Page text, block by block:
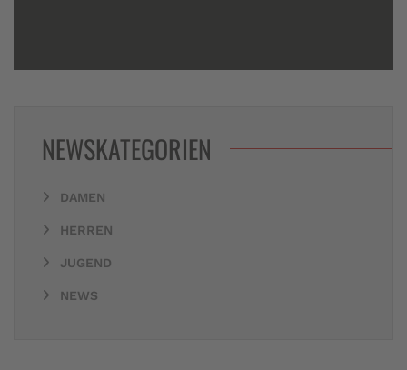
NEWSKATEGORIEN
DAMEN
HERREN
JUGEND
NEWS